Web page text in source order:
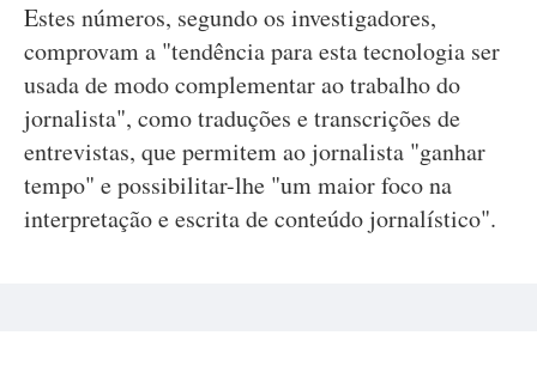
Estes números, segundo os investigadores,
comprovam a "tendência para esta tecnologia ser
usada de modo complementar ao trabalho do
jornalista", como traduções e transcrições de
entrevistas, que permitem ao jornalista "ganhar
tempo" e possibilitar-lhe "um maior foco na
interpretação e escrita de conteúdo jornalístico".